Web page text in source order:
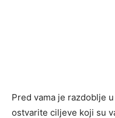
Pred vama je razdoblje
ostvarite ciljeve koji su